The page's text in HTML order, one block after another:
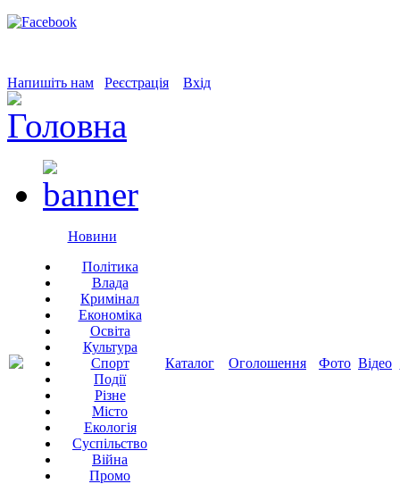
Напишіть нам Реєстрація Вхід
Новини
Політика
Влада
Кримінал
Економіка
Освіта
Культура
Спорт
Події
Різне
Місто
Екологія
Суспільство
Війна
Промо
Каталог Оголошення Фото Відео